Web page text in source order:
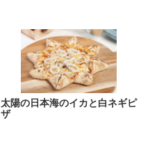
太陽の日本海のイカと白ネギピ
ザ